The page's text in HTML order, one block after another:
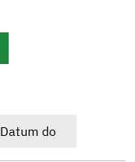
Datum do